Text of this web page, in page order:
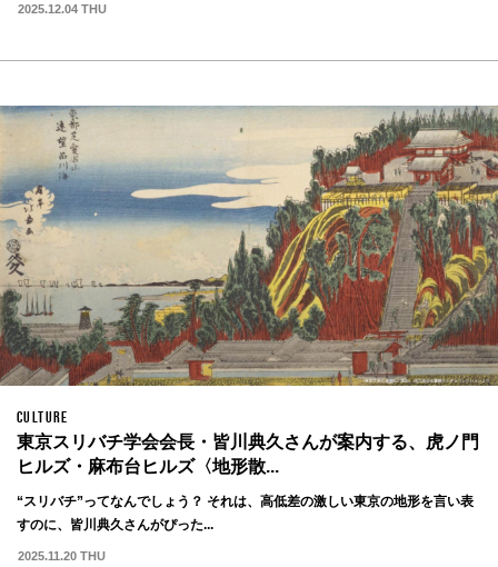
2025.12.04 THU
CULTURE
東京スリバチ学会会長・皆川典久さんが案内する、虎ノ門
ヒルズ・麻布台ヒルズ〈地形散...
“スリバチ”ってなんでしょう？ それは、高低差の激しい東京の地形を言い表
すのに、皆川典久さんがぴった...
2025.11.20 THU